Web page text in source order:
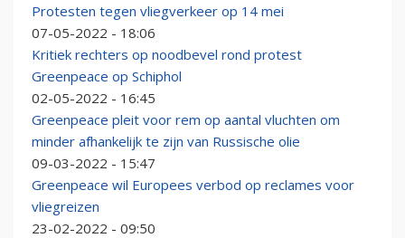
Protesten tegen vliegverkeer op 14 mei
07-05-2022 - 18:06
Kritiek rechters op noodbevel rond protest
Greenpeace op Schiphol
02-05-2022 - 16:45
Greenpeace pleit voor rem op aantal vluchten om
minder afhankelijk te zijn van Russische olie
09-03-2022 - 15:47
Greenpeace wil Europees verbod op reclames voor
vliegreizen
23-02-2022 - 09:50